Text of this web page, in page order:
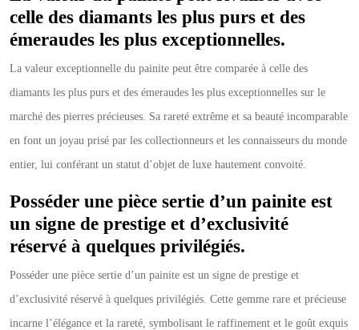
celle des diamants les plus purs et des
émeraudes les plus exceptionnelles.
La valeur exceptionnelle du painite peut être comparée à celle des
diamants les plus purs et des émeraudes les plus exceptionnelles sur le
marché des pierres précieuses. Sa rareté extrême et sa beauté incomparable
en font un joyau prisé par les collectionneurs et les connaisseurs du monde
entier, lui conférant un statut d’objet de luxe hautement convoité.
Posséder une pièce sertie d’un painite est
un signe de prestige et d’exclusivité
réservé à quelques privilégiés.
Posséder une pièce sertie d’un painite est un signe de prestige et
d’exclusivité réservé à quelques privilégiés. Cette gemme rare et précieuse
incarne l’élégance et la rareté, symbolisant le raffinement et le goût exquis